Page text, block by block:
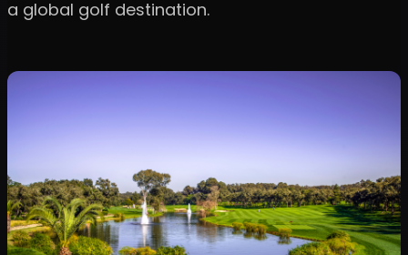
a global golf destination.